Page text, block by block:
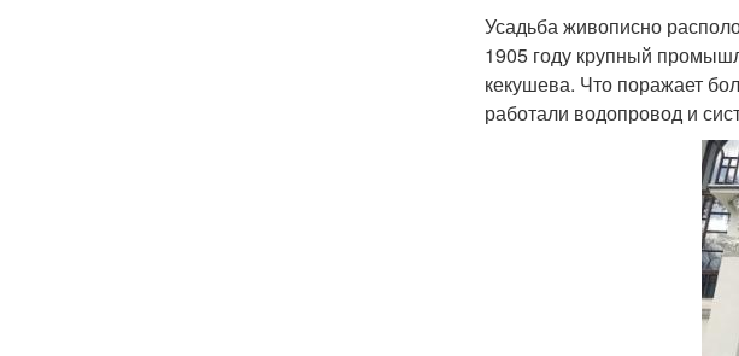
Усадьба живописно
1905 году крупный
кекушева. Что поражает
работали водопровод и